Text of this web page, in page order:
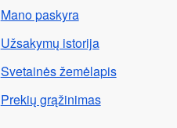
Mano paskyra
Užsakymų istorija
Svetainės žemėlapis
Prekių grąžinimas